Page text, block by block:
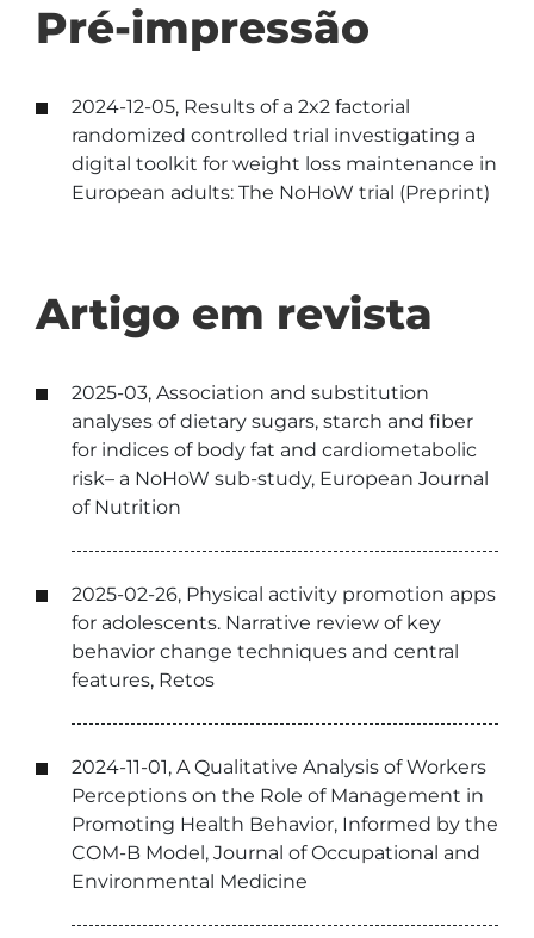
Pré-impressão
2024-12-05, Results of a 2x2 factorial
randomized controlled trial investigating a
digital toolkit for weight loss maintenance in
European adults: The NoHoW trial (Preprint)
Artigo em revista
2025-03, Association and substitution
analyses of dietary sugars, starch and fiber
for indices of body fat and cardiometabolic
risk– a NoHoW sub-study, European Journal
of Nutrition
2025-02-26, Physical activity promotion apps
for adolescents. Narrative review of key
behavior change techniques and central
features, Retos
2024-11-01, A Qualitative Analysis of Workers
Perceptions on the Role of Management in
Promoting Health Behavior, Informed by the
COM-B Model, Journal of Occupational and
Environmental Medicine